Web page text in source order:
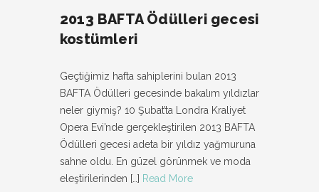
2013 BAFTA Ödülleri gecesi
kostümleri
Geçtiğimiz hafta sahiplerini bulan 2013
BAFTA Ödülleri gecesinde bakalım yıldızlar
neler giymiş? 10 Şubat’ta Londra Kraliyet
Opera Evi’nde gerçekleştirilen 2013 BAFTA
Ödülleri gecesi adeta bir yıldız yağmuruna
sahne oldu. En güzel görünmek ve moda
eleştirilerinden […] Read More